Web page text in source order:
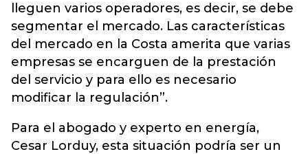
lleguen varios operadores, es decir, se debe
segmentar el mercado. Las características
del mercado en la Costa amerita que varias
empresas se encarguen de la prestación
del servicio y para ello es necesario
modificar la regulación”.
Para el abogado y experto en energía,
Cesar Lorduy, esta situación podría ser un